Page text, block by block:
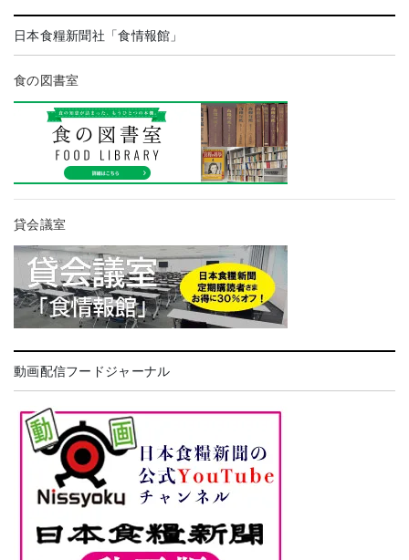
日本食糧新聞社「食情報館」
食の図書室
貸会議室
動画配信フードジャーナル